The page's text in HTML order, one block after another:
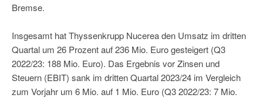
Bremse.
Insgesamt hat Thyssenkrupp Nucerea den Umsatz im dritten
Quartal um 26 Prozent auf 236 Mio. Euro gesteigert (Q3
2022/23: 188 Mio. Euro). Das Ergebnis vor Zinsen und
Steuern (EBIT) sank im dritten Quartal 2023/24 im Vergleich
zum Vorjahr um 6 Mio. auf 1 Mio. Euro (Q3 2022/23: 7 Mio.